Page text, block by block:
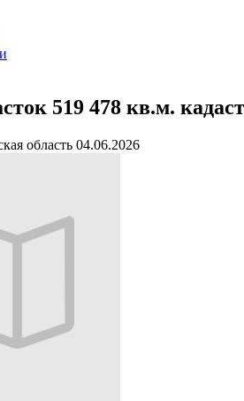
519 478 кв.м.
область 04.06.2026